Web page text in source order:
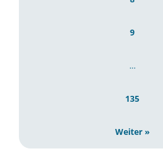
9
…
135
Weiter »